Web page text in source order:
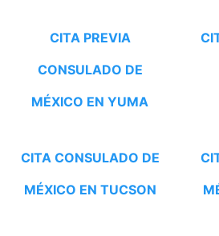
CITA PREVIA
CONSULADO DE
MÉXICO EN YUMA
CITA CONSULADO DE
MÉXICO EN TUCSON